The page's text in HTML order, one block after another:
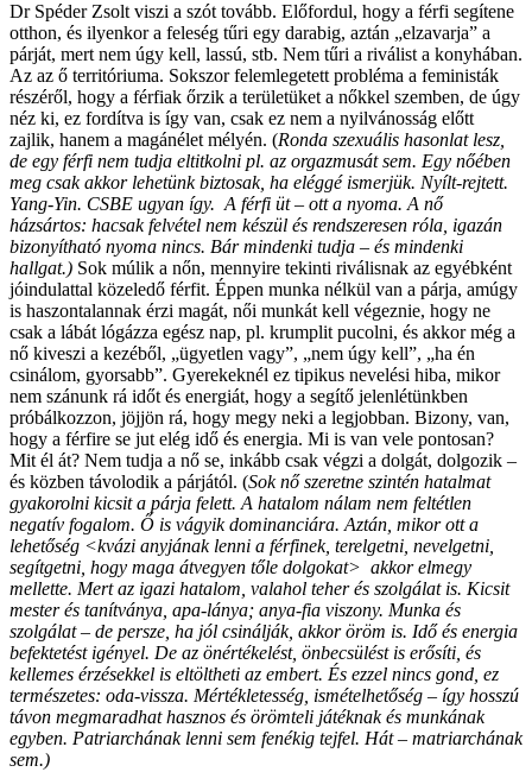
Dr Spéder Zsolt viszi a szót tovább. Előfordul, hogy a férfi segítene
otthon, és ilyenkor a feleség tűri egy darabig, aztán „elzavarja” a
párját, mert nem úgy kell, lassú, stb. Nem tűri a riválist a konyhában.
Az az ő territóriuma. Sokszor felemlegetett probléma a feministák
részéről, hogy a férfiak őrzik a területüket a nőkkel szemben, de úgy
néz ki, ez fordítva is így van, csak ez nem a nyilvánosság előtt
zajlik, hanem a magánélet mélyén. (Ronda szexuális hasonlat lesz,
de egy férfi nem tudja eltitkolni pl. az orgazmusát sem. Egy nőében
meg csak akkor lehetünk biztosak, ha eléggé ismerjük. Nyílt-rejtett.
Yang-Yin. CSBE ugyan így. A férfi üt – ott a nyoma. A nő
házsártos: hacsak felvétel nem készül és rendszeresen róla, igazán
bizonyítható nyoma nincs. Bár mindenki tudja – és mindenki
hallgat.) Sok múlik a nőn, mennyire tekinti riválisnak az egyébként
jóindulattal közeledő férfit. Éppen munka nélkül van a párja, amúgy
is haszontalannak érzi magát, női munkát kell végeznie, hogy ne
csak a lábát lógázza egész nap, pl. krumplit pucolni, és akkor még a
nő kiveszi a kezéből, „ügyetlen vagy”, „nem úgy kell”, „ha én
csinálom, gyorsabb”. Gyerekeknél ez tipikus nevelési hiba, mikor
nem szánunk rá időt és energiát, hogy a segítő jelenlétünkben
próbálkozzon, jöjjön rá, hogy megy neki a legjobban. Bizony, van,
hogy a férfire se jut elég idő és energia. Mi is van vele pontosan?
Mit él át? Nem tudja a nő se, inkább csak végzi a dolgát, dolgozik –
és közben távolodik a párjától. (Sok nő szeretne szintén hatalmat
gyakorolni kicsit a párja felett. A hatalom nálam nem feltétlen
negatív fogalom. Ő is vágyik dominanciára. Aztán, mikor ott a
lehetőség <kvázi anyjának lenni a férfinek, terelgetni, nevelgetni,
segítgetni, hogy maga átvegyen tőle dolgokat> akkor elmegy
mellette. Mert az igazi hatalom, valahol teher és szolgálat is. Kicsit
mester és tanítványa, apa-lánya; anya-fia viszony. Munka és
szolgálat – de persze, ha jól csinálják, akkor öröm is. Idő és energia
befektetést igényel. De az önértékelést, önbecsülést is erősíti, és
kellemes érzésekkel is eltöltheti az embert. És ezzel nincs gond, ez
természetes: oda-vissza. Mértékletesség, ismételhetőség – így hosszú
távon megmaradhat hasznos és örömteli játéknak és munkának
egyben. Patriarchának lenni sem fenékig tejfel. Hát – matriarchának
sem.)